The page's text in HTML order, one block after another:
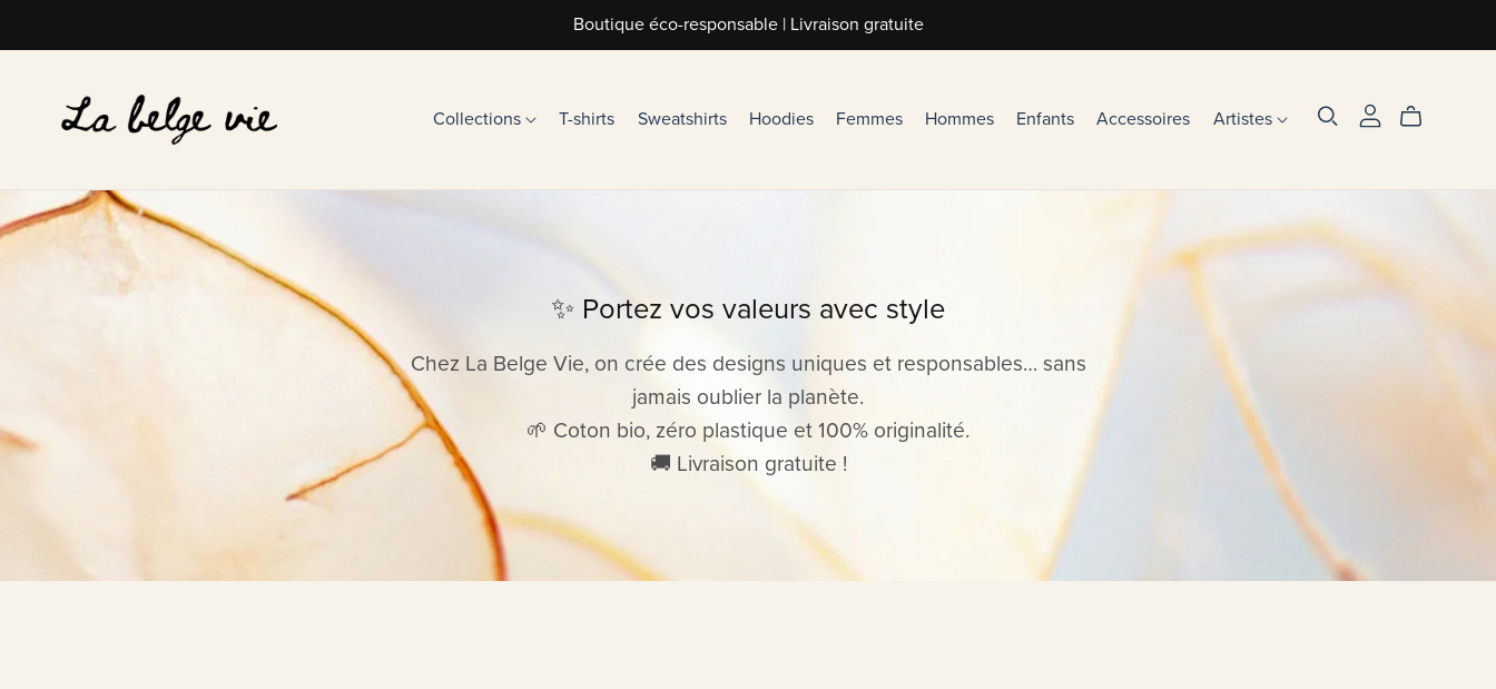
Boutique éco-responsable | Livraison gratuite
Collections T-shirts Sweatshirts Hoodies Femmes Hommes Enfants Accessoires Artistes
✨ Portez vos valeurs avec style
Chez La Belge Vie, on crée des designs uniques et responsables… sans
jamais oublier la planète.
🌱 Coton bio, zéro plastique et 100% originalité.
🚚 Livraison gratuite !